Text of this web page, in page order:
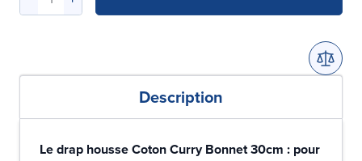
Description
Le drap housse Coton Curry Bonnet 30cm : pour